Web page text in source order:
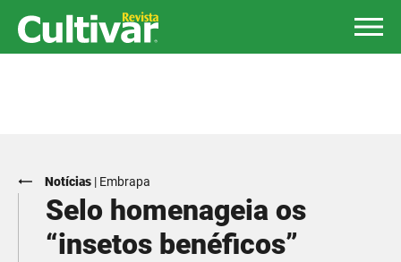
Notícias | Embrapa
Selo homenageia os
“insetos benéficos”